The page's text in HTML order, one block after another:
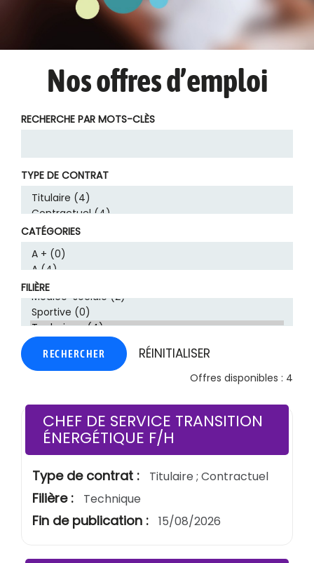
Nos offres d’emploi
RECHERCHE PAR MOTS-CLÈS
TYPE DE CONTRAT
CATÉGORIES
FILIÈRE
RECHERCHER RÉINITIALISER
Offres disponibles : 4
CHEF DE SERVICE TRANSITION
ÉNERGÉTIQUE F/H
Type de contrat : Titulaire ; Contractuel
Filière : Technique
Fin de publication : 15/08/2026